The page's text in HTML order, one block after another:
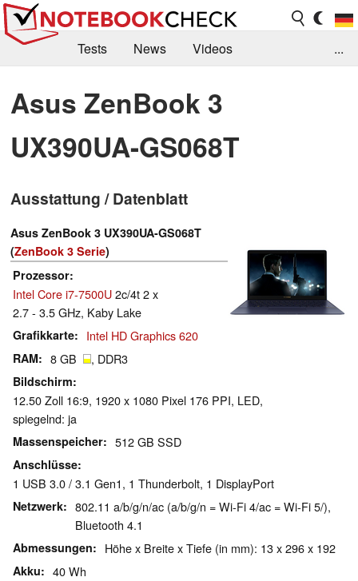
Tests News
Videos
Kaufberatung
Deals Suche
Forum
...
Asus ZenBook 3
UX390UA-GS068T
Ausstattung / Datenblatt
Asus ZenBook 3 UX390UA-GS068T
(ZenBook 3 Serie)
Prozessor
Intel Core i7-7500U2c/4t 2 x
2.7 - 3.5 GHz, Kaby Lake
Grafikkarte Intel HD Graphics 620
RAM 8 GB , DDR3
Bildschirm
12.50 Zoll 16:9, 1920 x 1080 Pixel 176 PPI, LED,
spiegelnd: ja
Massenspeicher 512 GB SSD
Anschlüsse
1 USB 3.0 / 3.1 Gen1, 1 Thunderbolt, 1 DisplayPort
Netzwerk
802.11 a/b/g/n/ac (a/b/g/n = Wi-Fi 4/ac = Wi-Fi 5/),
Bluetooth 4.1
Abmessungen Höhe x Breite x Tiefe (in mm): 13 x 296 x 192
Akku 40 Wh